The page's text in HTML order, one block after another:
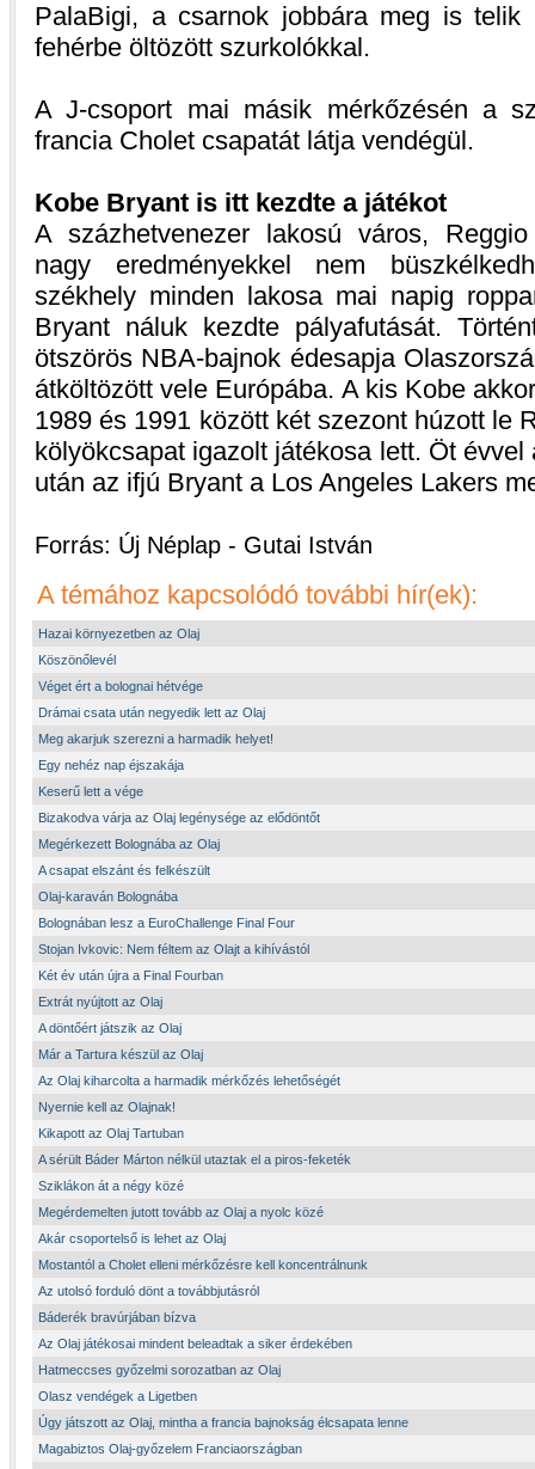
PalaBigi, a csarnok jobbára meg is telik
fehérbe öltözött szurkolókkal.
A J-csoport mai másik mérkőzésén a
francia Cholet csapatát látja vendégül.
Kobe Bryant is itt kezdte a játékot
A százhetvenezer lakosú város,
nagy eredményekkel nem
székhely minden lakosa mai napig
Bryant náluk kezdte pályafutását.
ötszörös NBA-bajnok édesapja
átköltözött vele Európába. A kis Kobe
1989 és 1991 között két szezont húzott le
kölyökcsapat igazolt játékosa lett. Öt
után az ifjú Bryant a Los Angeles Lakers
Forrás: Új Néplap - Gutai István
A témához kapcsolódó további hír(ek):
Hazai környezetben az Olaj
Köszönőlevél
Véget ért a bolognai hétvége
Drámai csata után negyedik lett az Olaj
Meg akarjuk szerezni a harmadik helyet!
Egy nehéz nap éjszakája
Keserű lett a vége
Bizakodva várja az Olaj legénysége az elődöntőt
Megérkezett Bolognába az Olaj
A csapat elszánt és felkészült
Olaj-karaván Bolognába
Bolognában lesz a EuroChallenge Final Four
Stojan Ivkovic: Nem féltem az Olajt a kihívástól
Két év után újra a Final Fourban
Extrát nyújtott az Olaj
A döntőért játszik az Olaj
Már a Tartura készül az Olaj
Az Olaj kiharcolta a harmadik mérkőzés lehetőségét
Nyernie kell az Olajnak!
Kikapott az Olaj Tartuban
A sérült Báder Márton nélkül utaztak el a piros-feketék
Sziklákon át a négy közé
Megérdemelten jutott tovább az Olaj a nyolc közé
Akár csoportelső is lehet az Olaj
Mostantól a Cholet elleni mérkőzésre kell koncentrálnunk
Az utolsó forduló dönt a továbbjutásról
Báderék bravúrjában bízva
Az Olaj játékosai mindent beleadtak a siker érdekében
Hatmeccses győzelmi sorozatban az Olaj
Olasz vendégek a Ligetben
Úgy játszott az Olaj, mintha a francia bajnokság élcsapata lenne
Magabiztos Olaj-győzelem Franciaországban